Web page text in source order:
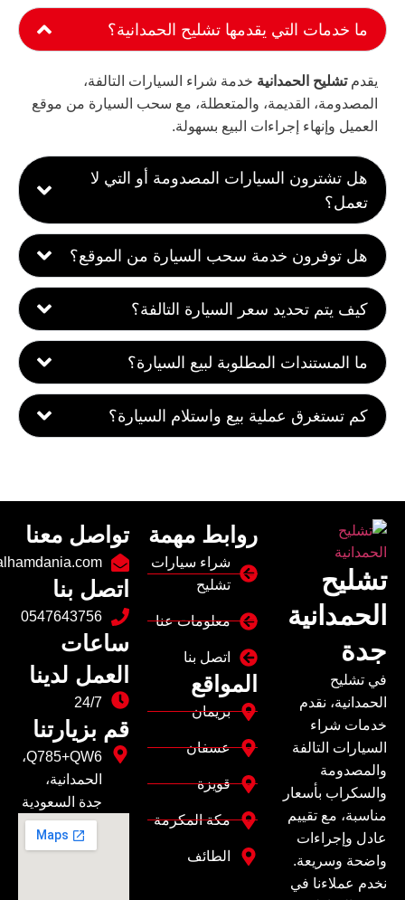
ما خدمات التي يقدمها تشليح الحمدانية؟
يقدمتشليح الحمدانية خدمة شراء السيارات التالفة،
المصدومة، القديمة، والمتعطلة، مع سحب السيارة من موقع
العميل وإنهاء إجراءات البيع بسهولة.
هل تشترون السيارات المصدومة أو التي لا
تعمل؟
هل توفرون خدمة سحب السيارة من الموقع؟
كيف يتم تحديد سعر السيارة التالفة؟
ما المستندات المطلوبة لبيع السيارة؟
كم تستغرق عملية بيع واستلام السيارة؟
تشليح
الحمدانية
جدة
في تشليح
الحمدانية، نقدم
خدمات شراء
السيارات التالفة
والمصدومة
والسكراب بأسعار
مناسبة، مع تقييم
عادل وإجراءات
واضحة وسريعة.
نخدم عملاءنا في
روابط مهمة
شراء سيارات
تشليح
معلومات عنا
اتصل بنا
المواقع
بريمان
عسفان
قويزة
مكة المكرمة
الطائف
تواصل معنا
اتصل بنا
0547643756
ساعات
العمل لدينا
24/7
قم بزيارتنا
Q785+QW6،
الحمدانية،
جدة السعودية